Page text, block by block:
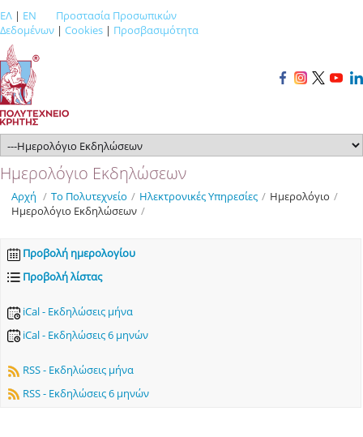
ΕΛ | EN
Προστασία Προσωπικών
Δεδομένων | Cookies | Προσβασιμότητα
Ημερολόγιο Εκδηλώσεων
Αρχή / Το Πολυτεχνείο / Ηλεκτρονικές Υπηρεσίες / Ημερολόγιο /
Ημερολόγιο Εκδηλώσεων /
Προβολή ημερολογίου
Προβολή λίστας
iCal - Εκδηλώσεις μήνα
iCal - Εκδηλώσεις 6 μηνών
RSS - Εκδηλώσεις μήνα
RSS - Εκδηλώσεις 6 μηνών